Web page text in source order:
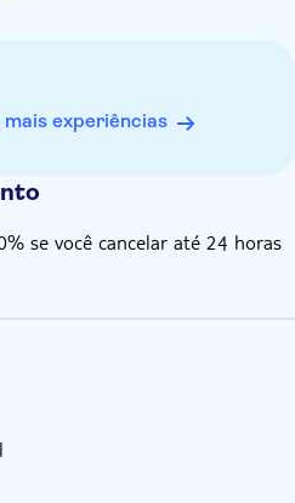
experiências
se você cancelar até 24 horas